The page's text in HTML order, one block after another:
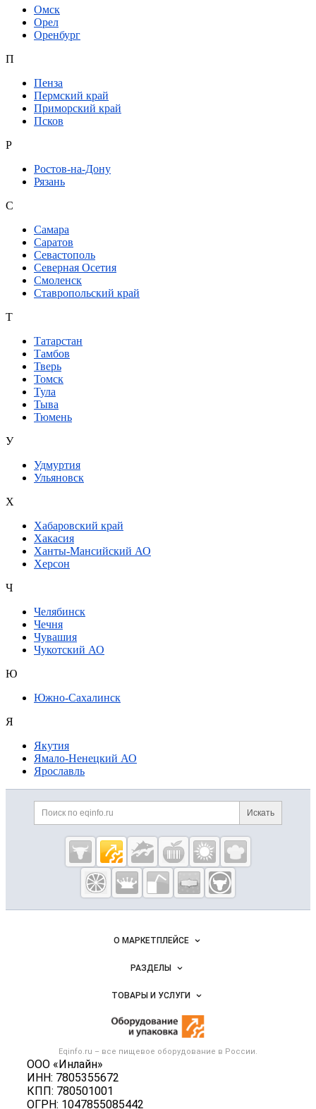
Омск
Орел
Оренбург
П
Пенза
Пермский край
Приморский край
Псков
Р
Ростов-на-Дону
Рязань
С
Самара
Саратов
Севастополь
Северная Осетия
Смоленск
Ставропольский край
Т
Татарстан
Тамбов
Тверь
Томск
Тула
Тыва
Тюмень
У
Удмуртия
Ульяновск
Х
Хабаровский край
Хакасия
Ханты-Мансийский АО
Херсон
Ч
Челябинск
Чечня
Чувашия
Чукотский АО
Ю
Южно-Сахалинск
Я
Якутия
Ямало-Ненецкий АО
Ярославль
Дополнительная информация
Поиск по сайту и
Искать
Cсылки на полезные проекты
Eqinfo.ru —
пищевое
оборудование
и упаковка
Важные разделы и контакты
Eqinfo.ru – все пищевое оборудование в России.
ООО «Инлайн»
ИНН: 7805355672
КПП: 780501001
ОГРН: 1047855085442
Навигация по сайтуО МАРКЕТПЛЕЙСЕ
Новости Eqinfo.ru
Размещение рекламы
Публичная оферта
Контактная информация
Политика обработки персональных данных
РАЗДЕЛЫ
Объявления
Вакансии
Блог
ТОВАРЫ И УСЛУГИ
Оборудование для пищепрома
Тара и упаковка
Б/у оборудование
Информация о компаниях